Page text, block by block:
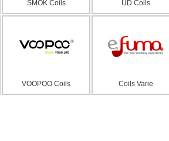
SMOK Coils UD Coils
VOOPOO Coils Coils Varie